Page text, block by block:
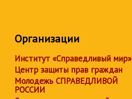
Организации
Институт «Справедливый мир»
Центр защиты прав граждан
Молодежь СПРАВЕДЛИВОЙ
РОССИИ